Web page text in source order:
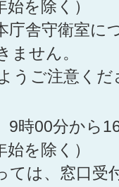
始を除く）
庁舎守衛室に
ません。
うご注意くだ
9時00分から
始を除く）
ては、窓口受